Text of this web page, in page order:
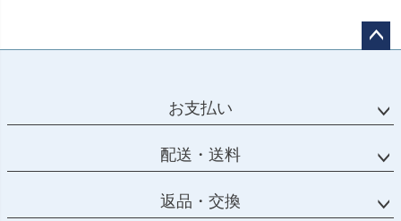
お支払い
配送・送料
返品・交換